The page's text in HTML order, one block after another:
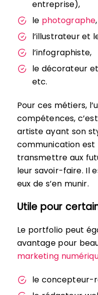
entreprise),
le photographe,
l’illustrateur et
l’infographiste,
le décorateur
etc.
Pour ces métiers,
compétences,
artiste ayant son
communication est
transmettre aux
leur savoir-faire. Il
eux de s’en munir.
Utile pour
Le portfolio peut
avantage pour
marketing
le concepteur-